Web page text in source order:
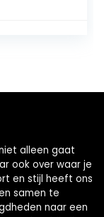
alleen gaat
ook over waar je
en stijl heeft ons
samen te
naar een